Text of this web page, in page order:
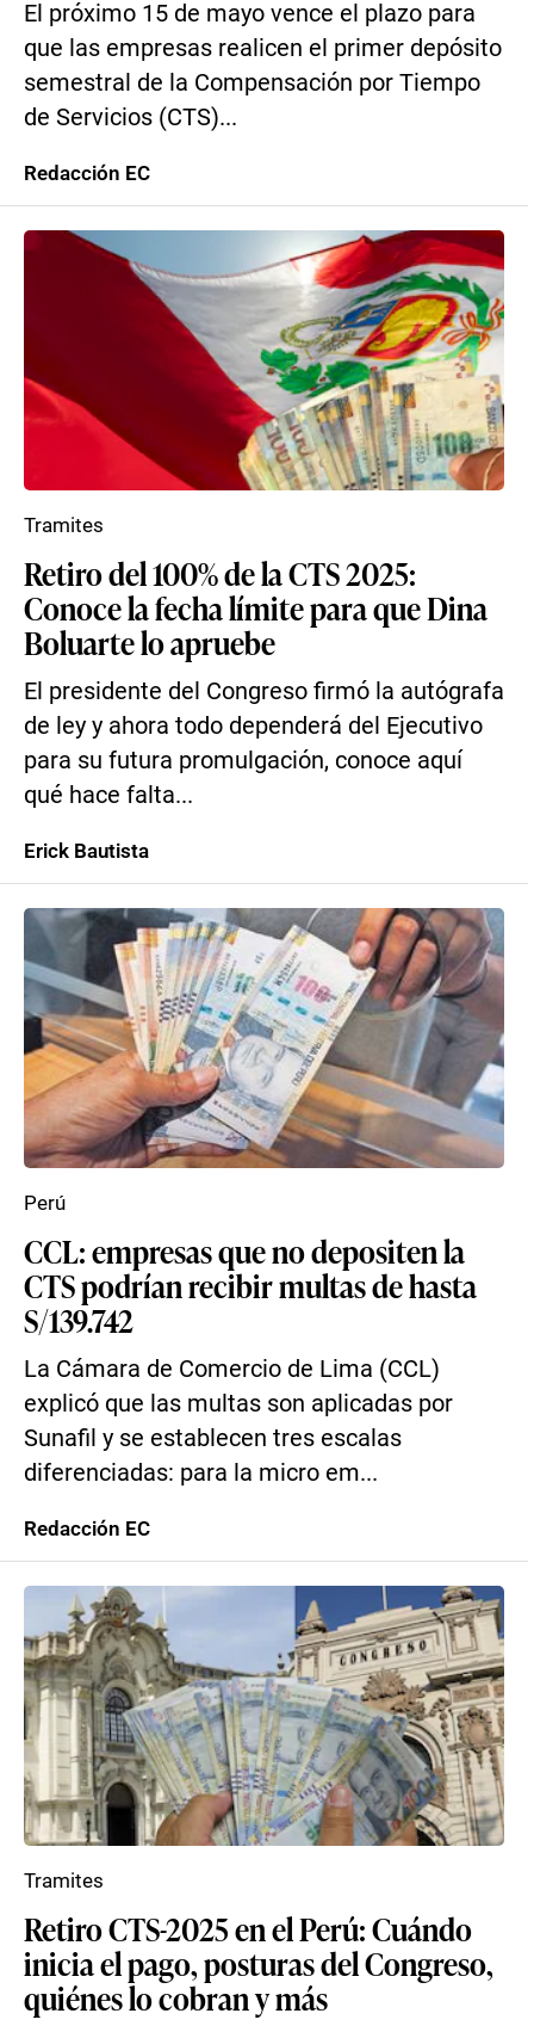
El próximo 15 de mayo vence el plazo para
que las empresas realicen el primer depósito
semestral de la Compensación por Tiempo
de Servicios (CTS)...
Redacción EC
Retiro del 100% de la CTS 2025:
Conoce la fecha límite para que Dina
Boluarte lo apruebe
El presidente del Congreso firmó la autógrafa
de ley y ahora todo dependerá del Ejecutivo
para su futura promulgación, conoce aquí
qué hace falta...
Tramites
Erick Bautista
CCL: empresas que no depositen la
CTS podrían recibir multas de hasta
S/139.742
La Cámara de Comercio de Lima (CCL)
explicó que las multas son aplicadas por
Sunafil y se establecen tres escalas
diferenciadas: para la micro em...
Perú
Redacción EC
Retiro CTS-2025 en el Perú: Cuándo
inicia el pago, posturas del Congreso,
quiénes lo cobran y más
Tramites